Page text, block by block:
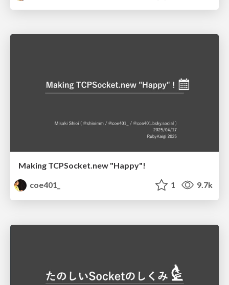
Making TCPSocket.new "Happy"!
coe401_
1 9.7k